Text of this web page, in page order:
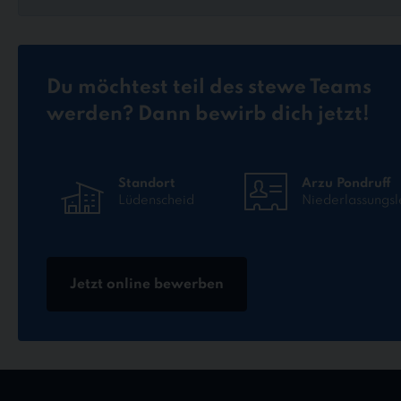
Du möchtest teil des stewe Teams
werden? Dann bewirb dich jetzt!
Standort
Lüdenscheid
Arzu Pondruff
Jetzt online bewerben